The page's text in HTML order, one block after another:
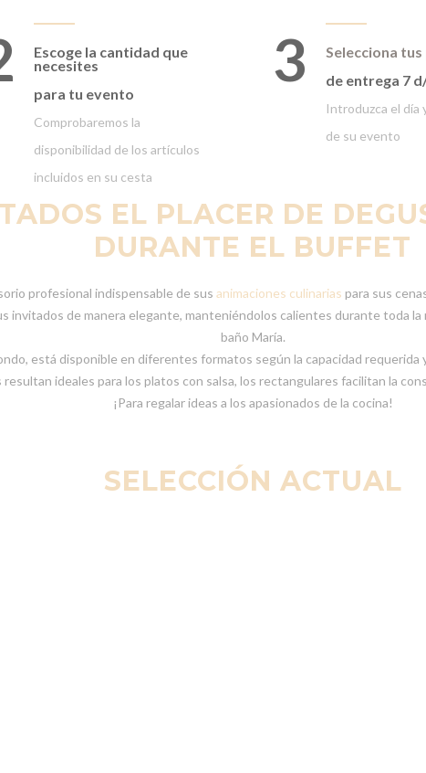
Escoge la cantidad que
necesites
para tu evento
Comprobaremos la
disponibilidad de los artículos
incluidos en su cesta
3
Selecciona tus
de entrega 7
Introduzca el día
de su evento
EL PLACER DE
DURANTE EL BUFFET
profesional indispensable de sus animaciones culinarias para sus
invitados de manera elegante, manteniéndolos calientes durante toda
baño María.
está disponible en diferentes formatos según la capacidad
resultan ideales para los platos con salsa, los rectangulares facilitan la
¡Para regalar ideas a los apasionados de la cocina!
SELECCIÓN ACTUAL